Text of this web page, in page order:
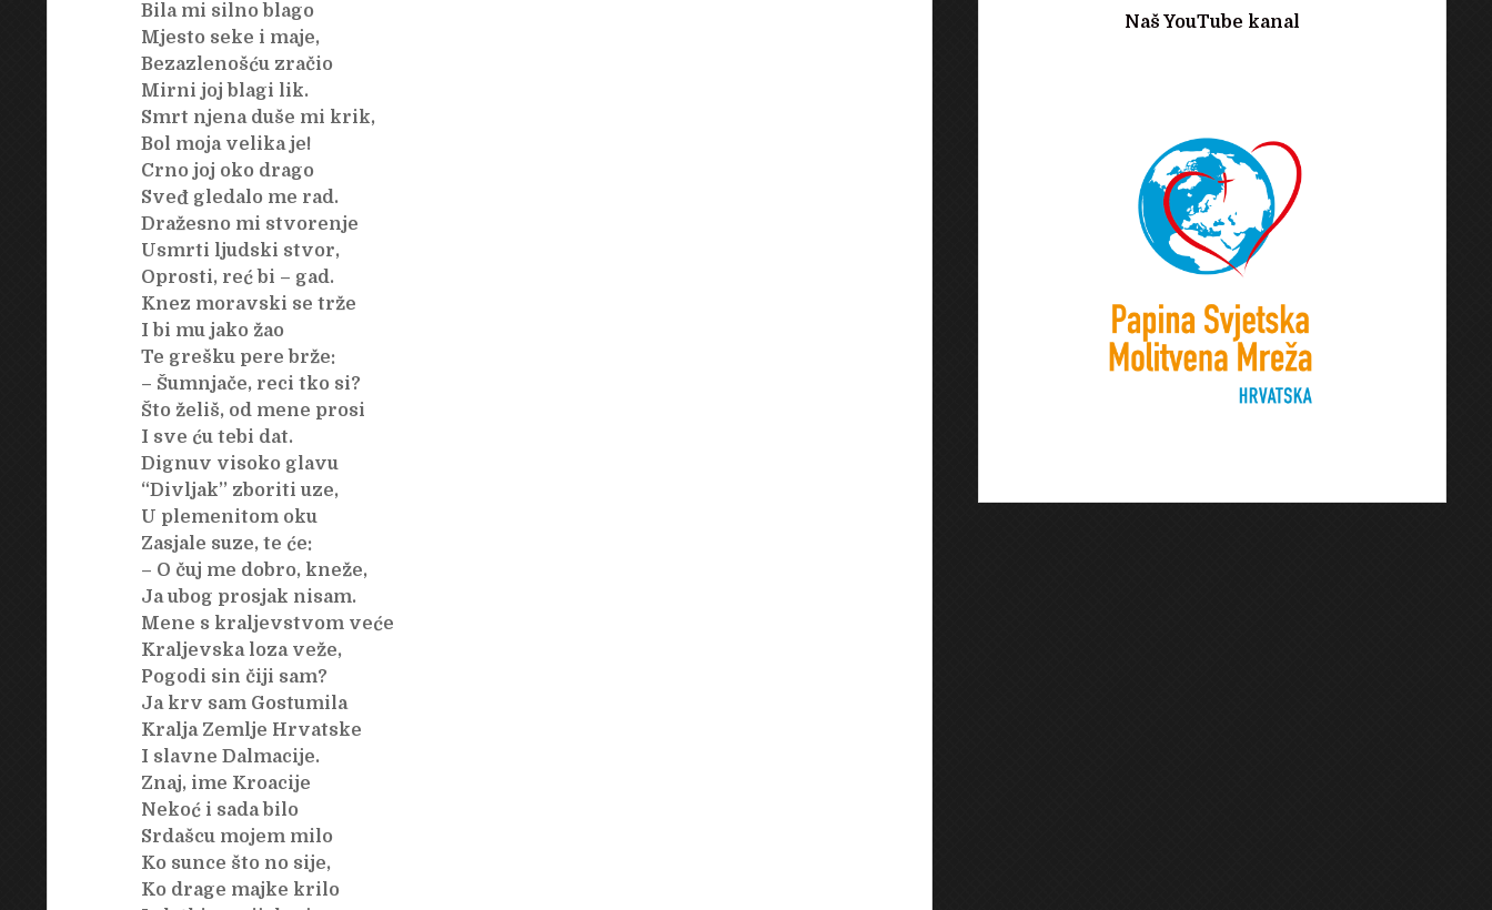
Bila mi silno blago
Mjesto seke i maje,
Bezazlenošću zračio
Mirni joj blagi lik.
Smrt njena duše mi krik,
Bol moja velika je!
Crno joj oko drago
Sveđ gledalo me rad.
Dražesno mi stvorenje
Usmrti ljudski stvor,
Oprosti, reć bi – gad.
Knez moravski se trže
I bi mu jako žao
Te grešku pere brže:
– Šumnjače, reci tko si?
Što želiš, od mene prosi
I sve ću tebi dat.
Dignuv visoko glavu
“Divljak’’ zboriti uze,
U plemenitom oku
Zasjale suze, te će:
– O čuj me dobro, kneže,
Ja ubog prosjak nisam.
Mene s kraljevstvom veće
Kraljevska loza veže,
Pogodi sin čiji sam?
Ja krv sam Gostumila
Kralja Zemlje Hrvatske
I slavne Dalmacije.
Znaj, ime Kroacije
Nekoć i sada bilo
Srdašcu mojem milo
Ko sunce što no sije,
Ko drage majke krilo
Naš YouTube kanal